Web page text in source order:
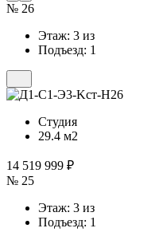
№ 26
Этаж: 3 из
Подъезд: 1
Студия
29.4 м2
14 519 999 ₽
№ 25
Этаж: 3 из
Подъезд: 1